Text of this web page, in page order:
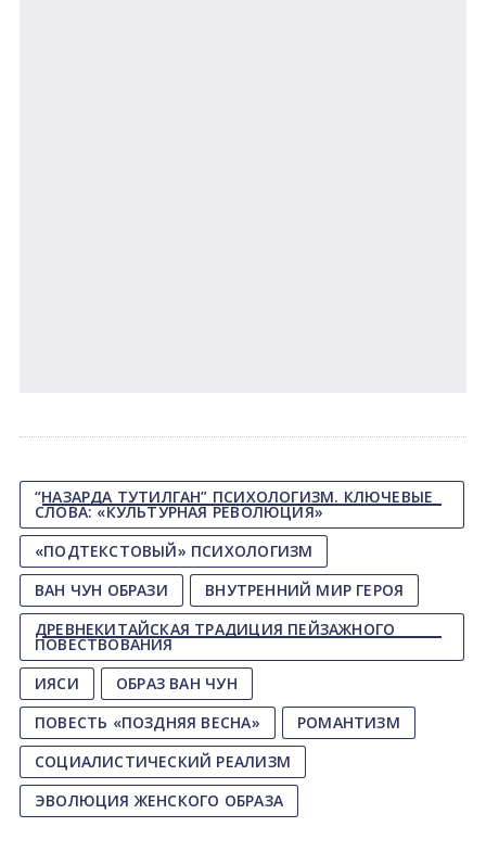
“НАЗАРДА ТУТИЛГАН” ПСИХОЛОГИЗМ. КЛЮЧЕВЫЕ
СЛОВА: «КУЛЬТУРНАЯ РЕВОЛЮЦИЯ»
«ПОДТЕКСТОВЫЙ» ПСИХОЛОГИЗМ
ВАН ЧУН ОБРАЗИ
ВНУТРЕННИЙ МИР ГЕРОЯ
ДРЕВНЕКИТАЙСКАЯ ТРАДИЦИЯ ПЕЙЗАЖНОГО
ПОВЕСТВОВАНИЯ
ИЯСИ
ОБРАЗ ВАН ЧУН
ПОВЕСТЬ «ПОЗДНЯЯ ВЕСНА»
РОМАНТИЗМ
СОЦИАЛИСТИЧЕСКИЙ РЕАЛИЗМ
ЭВОЛЮЦИЯ ЖЕНСКОГО ОБРАЗА